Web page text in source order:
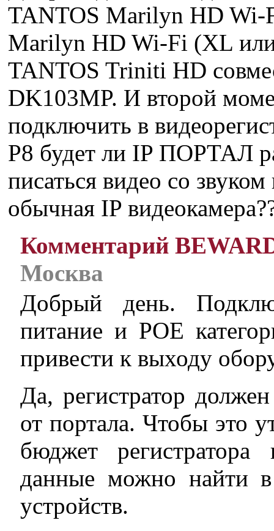
TANTOS Marilyn HD
Marilyn HD Wi-Fi (XL
TANTOS Triniti HD
DK103MP. И второй
подключить в
P8 будет ли IP ПОРТАЛ
писаться видео со
обычная IP
Комментарий
Москва
Добрый день.
питание и POE
привести к выходу
Да, регистратор
от портала. Чтобы это
бюджет
данные можно найти в
устройств.